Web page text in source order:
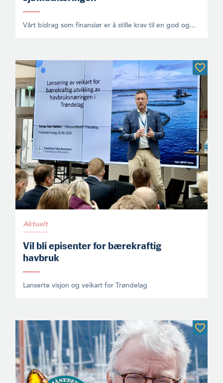
Vårt bidrag som finansiør er å stille krav til en god og...
Aktuelt
Vil bli episenter for bærekraftig
havbruk
Lanserte visjon og veikart for Trøndelag